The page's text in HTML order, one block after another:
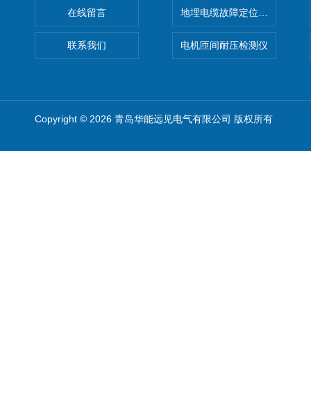
在线留言
联系我们
地埋电缆故障定位仪 地下电
电机匝间耐压检测仪
Copyright © 2026 青岛华能远见电气有限公司 版权所有